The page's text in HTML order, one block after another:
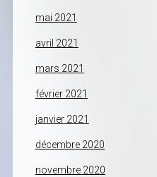
mai 2021
avril 2021
mars 2021
février 2021
janvier 2021
décembre 2020
novembre 2020